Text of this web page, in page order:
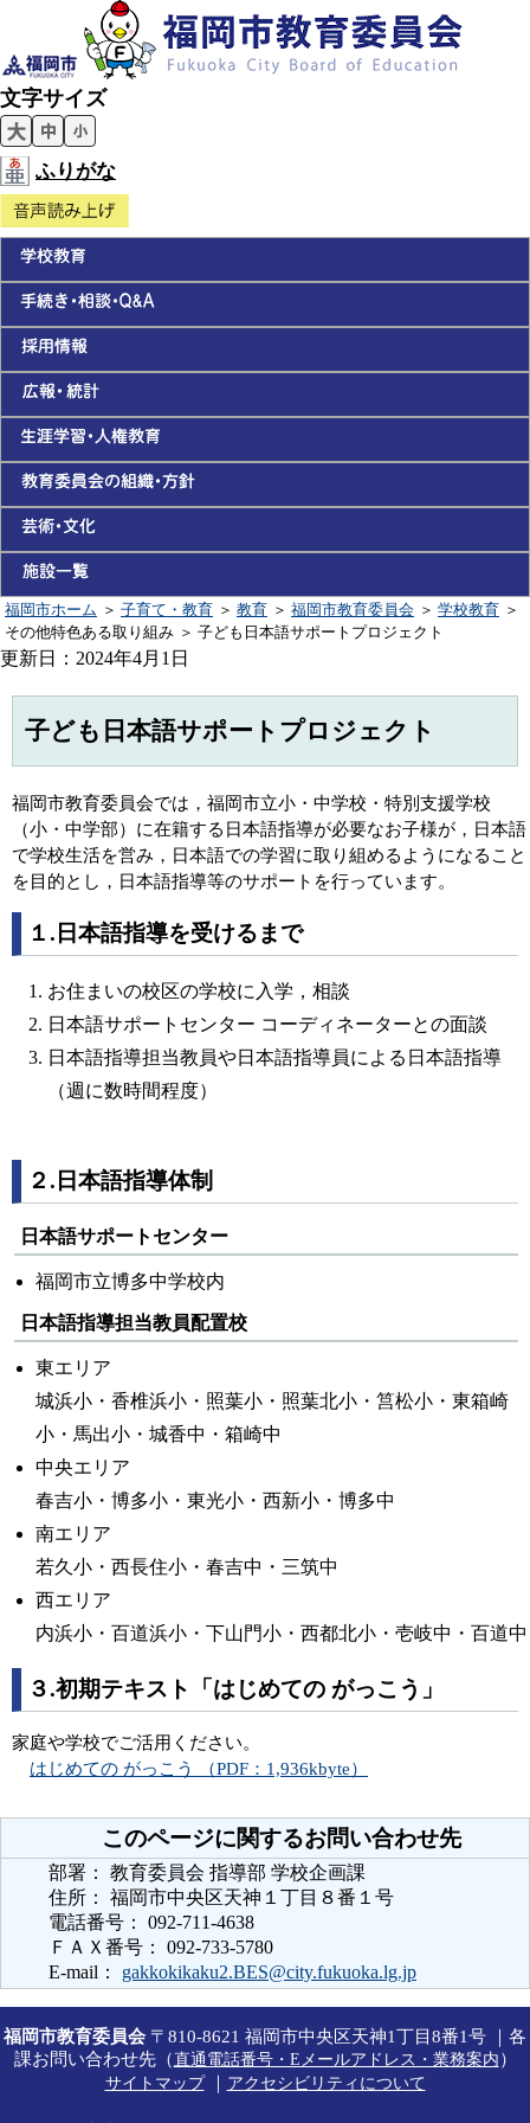
文字サイズ
ふりがな
福岡市ホーム ＞ 子育て・教育 ＞ 教育 ＞ 福岡市教育委員会 ＞ 学校教育 ＞
その他特色ある取り組み ＞ 子ども日本語サポートプロジェクト
更新日：2024年4月1日
子ども日本語サポートプロジェクト
福岡市教育委員会では，福岡市立小・中学校・特別支援学校
（小・中学部）に在籍する日本語指導が必要なお子様が，日本語
で学校生活を営み，日本語での学習に取り組めるようになること
を目的とし，日本語指導等のサポートを行っています。
１.日本語指導を受けるまで
お住まいの校区の学校に入学，相談
日本語サポートセンター コーディネーターとの面談
日本語指導担当教員や日本語指導員による日本語指導
（週に数時間程度）
２.日本語指導体制
日本語サポートセンター
福岡市立博多中学校内
日本語指導担当教員配置校
東エリア
城浜小・香椎浜小・照葉小・照葉北小・筥松小・東箱崎
小・馬出小・城香中・箱崎中
中央エリア
春吉小・博多小・東光小・西新小・博多中
南エリア
若久小・西長住小・春吉中・三筑中
西エリア
内浜小・百道浜小・下山門小・西都北小・壱岐中・百道中
３.初期テキスト「はじめての がっこう」
家庭や学校でご活用ください。
はじめての がっこう （PDF：1,936kbyte）
このページに関するお問い合わせ先
部署： 教育委員会 指導部 学校企画課
住所： 福岡市中央区天神１丁目８番１号
電話番号： 092-711-4638
ＦＡＸ番号： 092-733-5780
E-mail： gakkokikaku2.BES@city.fukuoka.lg.jp
福岡市教育委員会 〒810-8621 福岡市中央区天神1丁目8番1号 ｜各
課お問い合わせ先（直通電話番号・Eメールアドレス・業務案内）
サイトマップ｜ アクセシビリティについて